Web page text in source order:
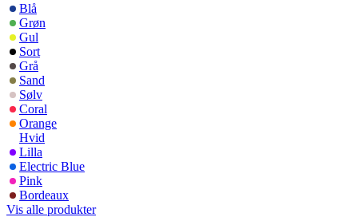
Blå
Grøn
Gul
Sort
Grå
Sand
Sølv
Coral
Orange
Hvid
Lilla
Electric Blue
Pink
Bordeaux
Vis alle produkter